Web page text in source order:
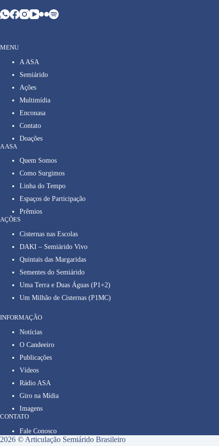
MENU
A ASA
Semiárido
Ações
Multimídia
Enconasa
Contato
Doações
A ASA
Quem Somos
Como Surgimos
Linha do Tempo
Espaços de Participação
Prêmios
AÇÕES
Cisternas nas Escolas
DAKI – Semiárido Vivo
Quintais das Margaridas
Sementes do Semiárido
Uma Terra e Duas Águas (P1+2)
Um Milhão de Cisternas (P1MC)
INFORMAÇÃO
Notícias
O Candeeiro
Publicações
Vídeos
Rádio ASA
Giro na Mídia
Imagens
CONTATO
Fale Conosco
2026 © Articulação Semiárido Brasileiro